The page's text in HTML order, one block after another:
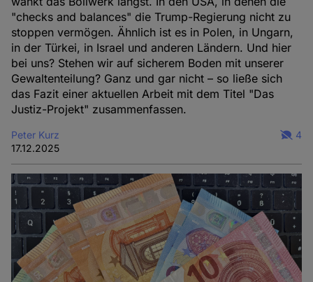
"checks and balances" die Trump-Regierung nicht zu
stoppen vermögen. Ähnlich ist es in Polen, in Ungarn,
in der Türkei, in Israel und anderen Ländern. Und hier
bei uns? Stehen wir auf sicherem Boden mit unserer
Gewaltenteilung? Ganz und gar nicht – so ließe sich
das Fazit einer aktuellen Arbeit mit dem Titel "Das
Justiz-Projekt" zusammenfassen.
Peter Kurz
17.12.2025
4